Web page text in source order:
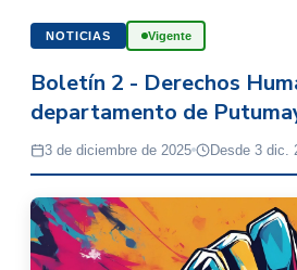
NOTICIAS Vigente
Boletín 2 - Derechos
departamento de
3 de diciembre de 2025 Desde 3 dic.